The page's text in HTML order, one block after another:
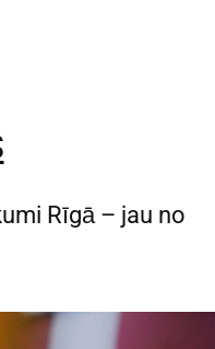
Rīgā – jau no